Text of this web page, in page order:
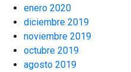
enero 2020
diciembre 2019
noviembre 2019
octubre 2019
agosto 2019